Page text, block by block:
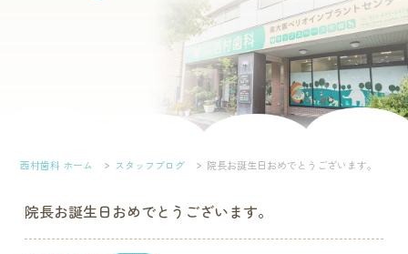
西村歯科 ホーム スタッフブログ 院長お誕生日おめでとうございます。
院長お誕生日おめでとうございます。